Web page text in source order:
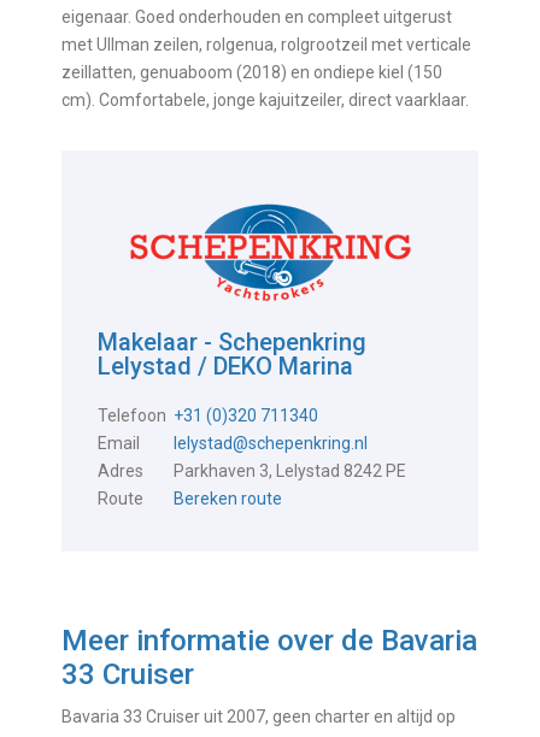
eigenaar. Goed onderhouden en compleet uitgerust
met Ullman zeilen, rolgenua, rolgrootzeil met verticale
zeillatten, genuaboom (2018) en ondiepe kiel (150
cm). Comfortabele, jonge kajuitzeiler, direct vaarklaar.
Makelaar - Schepenkring
Lelystad / DEKO Marina
Telefoon +31 (0)320 711340
Email
lelystad@schepenkring.nl
Adres
Parkhaven 3, Lelystad 8242 PE
Route
Bereken route
Meer informatie over de Bavaria
33 Cruiser
Bavaria 33 Cruiser uit 2007, geen charter en altijd op